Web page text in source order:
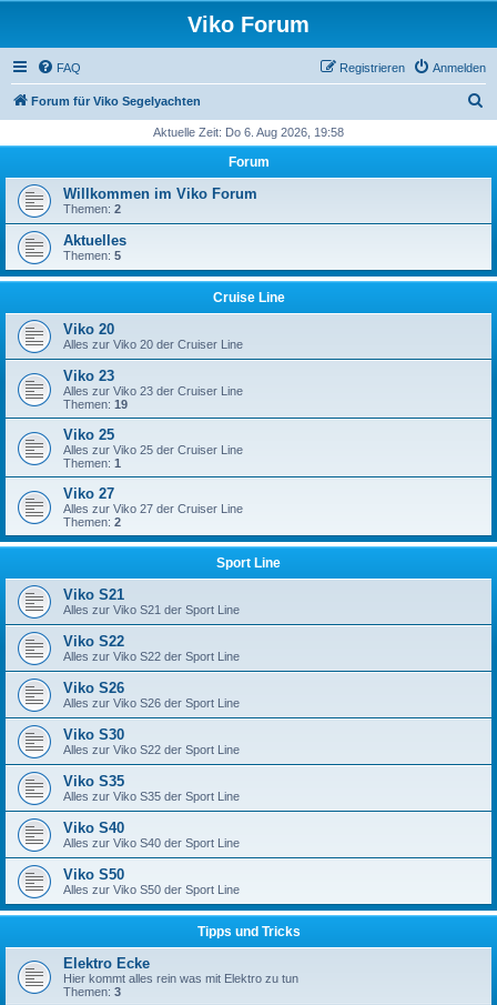
Viko Forum
FAQ Anmelden
Registrieren
Forum für Viko Segelyachten
h
Aktuelle Zeit: Do 6. Aug 2026, 19:58
Forum
Willkommen im Viko Forum
Themen: 2
Aktuelles
Themen: 5
Cruise Line
Viko 20
Alles zur Viko 20 der Cruiser Line
Viko 23
Alles zur Viko 23 der Cruiser Line
Themen: 19
Viko 25
Alles zur Viko 25 der Cruiser Line
Themen: 1
Viko 27
Alles zur Viko 27 der Cruiser Line
Themen: 2
Sport Line
Viko S21
Alles zur Viko S21 der Sport Line
Viko S22
Alles zur Viko S22 der Sport Line
Viko S26
Alles zur Viko S26 der Sport Line
Viko S30
Alles zur Viko S22 der Sport Line
Viko S35
Alles zur Viko S35 der Sport Line
Viko S40
Alles zur Viko S40 der Sport Line
Viko S50
Alles zur Viko S50 der Sport Line
Tipps und Tricks
Elektro Ecke
Hier kommt alles rein was mit Elektro zu tun
Themen: 3